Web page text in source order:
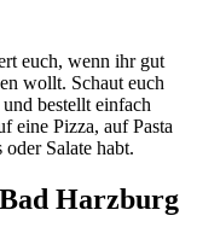
euch, wenn ihr gut
wollt. Schaut euch
bestellt einfach
eine Pizza, auf Pasta
Salate habt.
Harzburg